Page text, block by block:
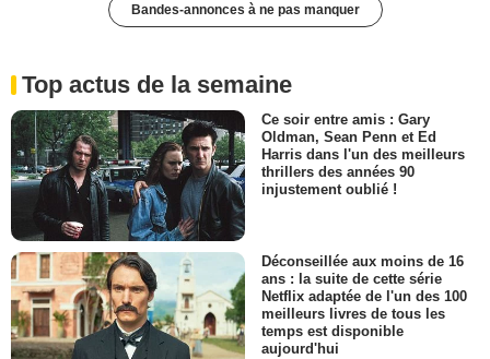
Bandes-annonces à ne pas manquer
Top actus de la semaine
Ce soir entre amis : Gary
Oldman, Sean Penn et Ed
Harris dans l'un des meilleurs
thrillers des années 90
injustement oublié !
Déconseillée aux moins de 16
ans : la suite de cette série
Netflix adaptée de l'un des 100
meilleurs livres de tous les
temps est disponible
aujourd'hui